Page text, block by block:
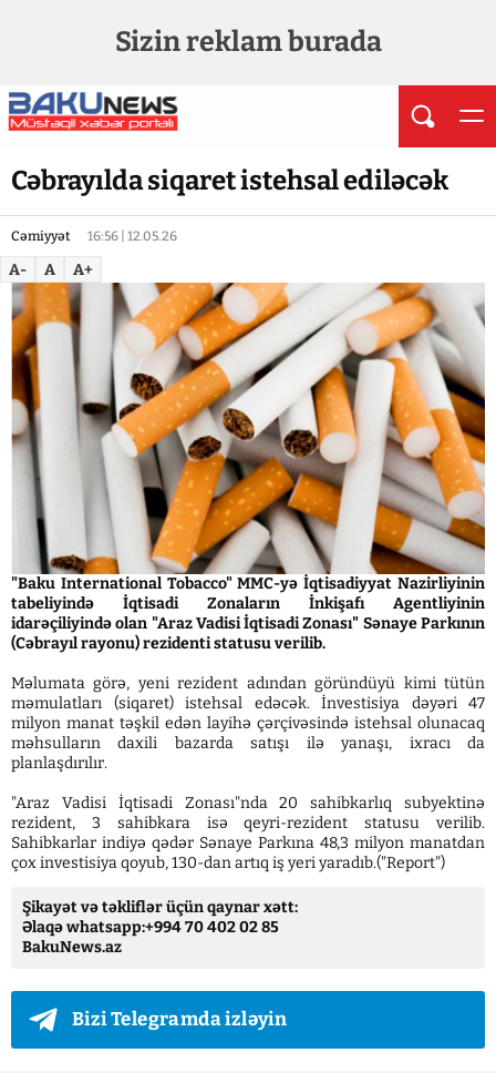
Sizin reklam burada
Cəbrayılda siqaret istehsal ediləcək
Cəmiyyət 16:56 | 12.05.26
A- A A+
"Baku International Tobacco" MMC-yə İqtisadiyyat Nazirliyinin
tabeliyində İqtisadi Zonaların İnkişafı Agentliyinin
idarəçiliyində olan "Araz Vadisi İqtisadi Zonası" Sənaye Parkının
(Cəbrayıl rayonu) rezidenti statusu verilib.
Məlumata görə, yeni rezident adından göründüyü kimi tütün
məmulatları (siqaret) istehsal edəcək. İnvestisiya dəyəri 47
milyon manat təşkil edən layihə çərçivəsində istehsal olunacaq
məhsulların daxili bazarda satışı ilə yanaşı, ixracı da
planlaşdırılır.
"Araz Vadisi İqtisadi Zonası"nda 20 sahibkarlıq subyektinə
rezident, 3 sahibkara isə qeyri-rezident statusu verilib.
Sahibkarlar indiyə qədər Sənaye Parkına 48,3 milyon manatdan
çox investisiya qoyub, 130-dan artıq iş yeri yaradıb.("Report")
Şikayət və təkliflər üçün qaynar xətt:
Əlaqə whatsapp:+994 70 402 02 85
BakuNews.az
Bizi Telegramda izləyin